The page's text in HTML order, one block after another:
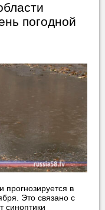
погодной
прогнозируется в
Это связано с
синоптики